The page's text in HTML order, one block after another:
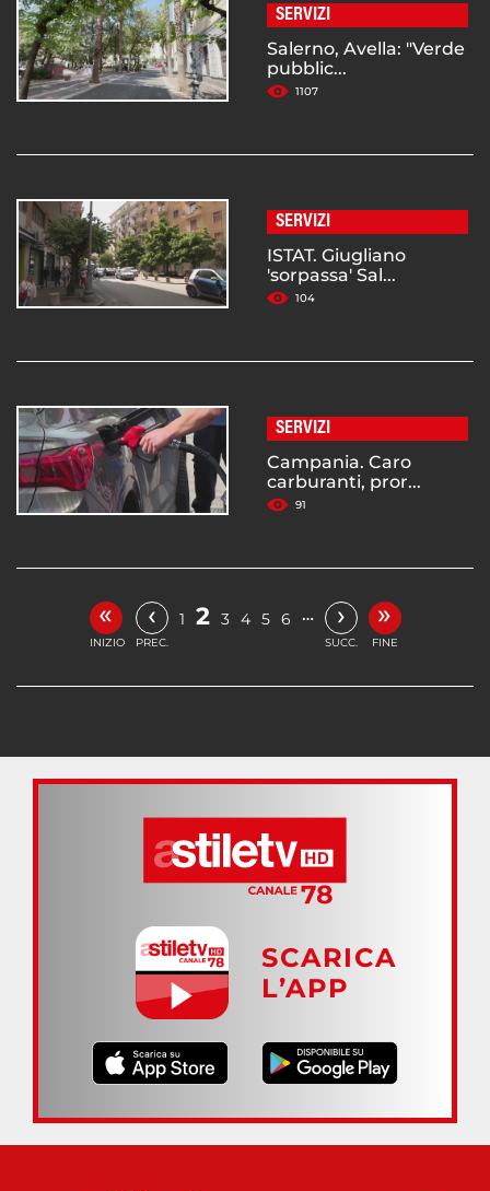
SERVIZI
Salerno, Avella: "Verde
pubblic...
1107
SERVIZI
ISTAT. Giugliano
'sorpassa' Sal...
104
SERVIZI
Campania. Caro
carburanti, pror...
91
«
INIZIO
‹
PREC.
1 2 3 4 5 6 … ›
SUCC.
»
FINE
SCARICA
L’APP